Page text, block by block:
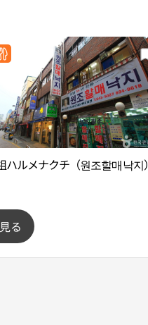
ハルメナクチ（원조할매낙지）
る